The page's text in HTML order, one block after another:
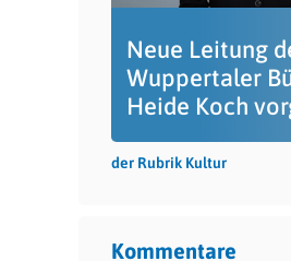
Neue Leitung
Wuppertaler
Heide Koch
der Rubrik Kultur
Kommentare